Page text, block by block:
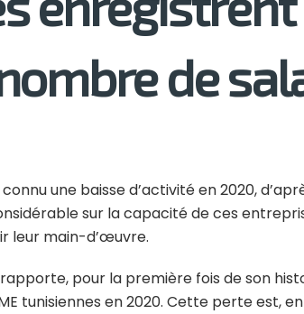
de
connu une baisse d’activité en 2020,
sur la capacité de ces
leur main-d’œuvre.
pour la première fois de son
tunisiennes en 2020. Cette perte est,